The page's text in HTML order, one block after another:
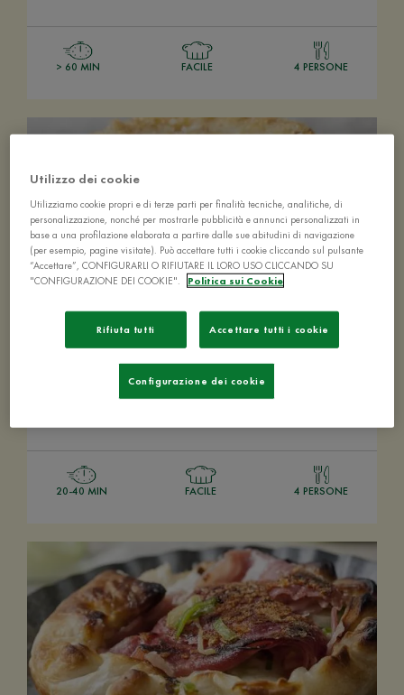
> 60 MIN FACILE 4 PERSONE
Tortino di patate e salmone
20-40 MIN FACILE 4 PERSONE
Utilizzo dei cookie
Utilizziamo cookie propri e di terze parti per finalità tecniche, analitiche, di
personalizzazione, nonché per mostrarle pubblicità e annunci personalizzati in
base a una profilazione elaborata a partire dalle sue abitudini di navigazione
(per esempio, pagine visitate). Può accettare tutti i cookie cliccando sul pulsante
“Accettare”, CONFIGURARLI O RIFIUTARE IL LORO USO CLICCANDO SU
"CONFIGURAZIONE DEI COOKIE".
Politica sui Cookie
Rifiuta tutti Accettare tutti i cookie
Configurazione dei cookie